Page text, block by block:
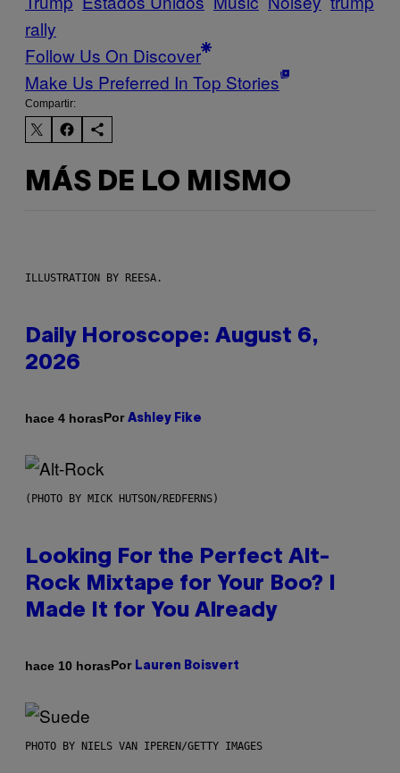
rally
Follow Us On Discover
Make Us Preferred In Top Stories
Compartir:
MÁS DE LO MISMO
ILLUSTRATION BY REESA.
Daily Horoscope: August 6,
2026
hace 4 horasPor Ashley Fike
(PHOTO BY MICK HUTSON/REDFERNS)
Looking For the Perfect Alt-
Rock Mixtape for Your Boo? I
Made It for You Already
hace 10 horasPor Lauren Boisvert
PHOTO BY NIELS VAN IPEREN/GETTY IMAGES